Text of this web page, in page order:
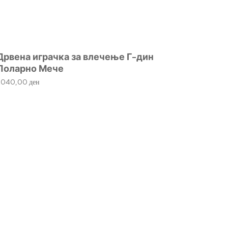
играчка за влечење Г-дин
Мече
ден